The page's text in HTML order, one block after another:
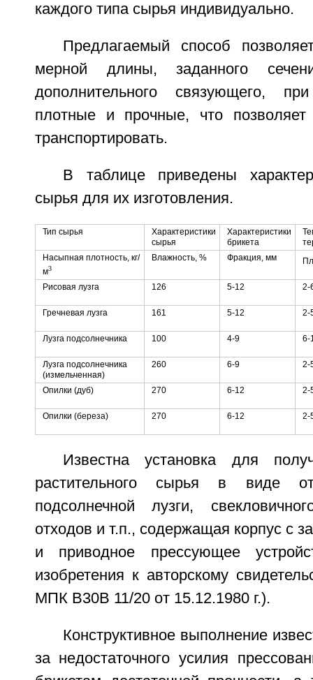
каждого типа сырья индивидуально.
Предлагаемый способ
мерной длины, заданного
дополнительного связующего,
плотные и прочные, что
транспортировать.
В таблице приведены
сырья для их изготовления.
Тип сырья
Характеристики
сырья
Характеристики
брикета
Насыпная плотность, кг/
м3
Влажность, % Фракция, мм
Рисовая лузга 126 5-12 2-
Гречневая лузга 161 5-12 2-
Лузга подсолнечника 100 4-9 6-
Лузга подсолнечника
(измельченная)
260 6-9 2-
Опилки (дуб) 270 6-12 2-
Опилки (береза) 270 6-12 2-
Известна установка для
растительного сырья в виде
подсолнечной лузги,
отходов и т.п., содержащая корпус с
и приводное прессующее
изобретения к авторскому
МПК В30В 11/20 от 15.12.1980 г.).
Конструктивное выполнение
за недостаточного усилия